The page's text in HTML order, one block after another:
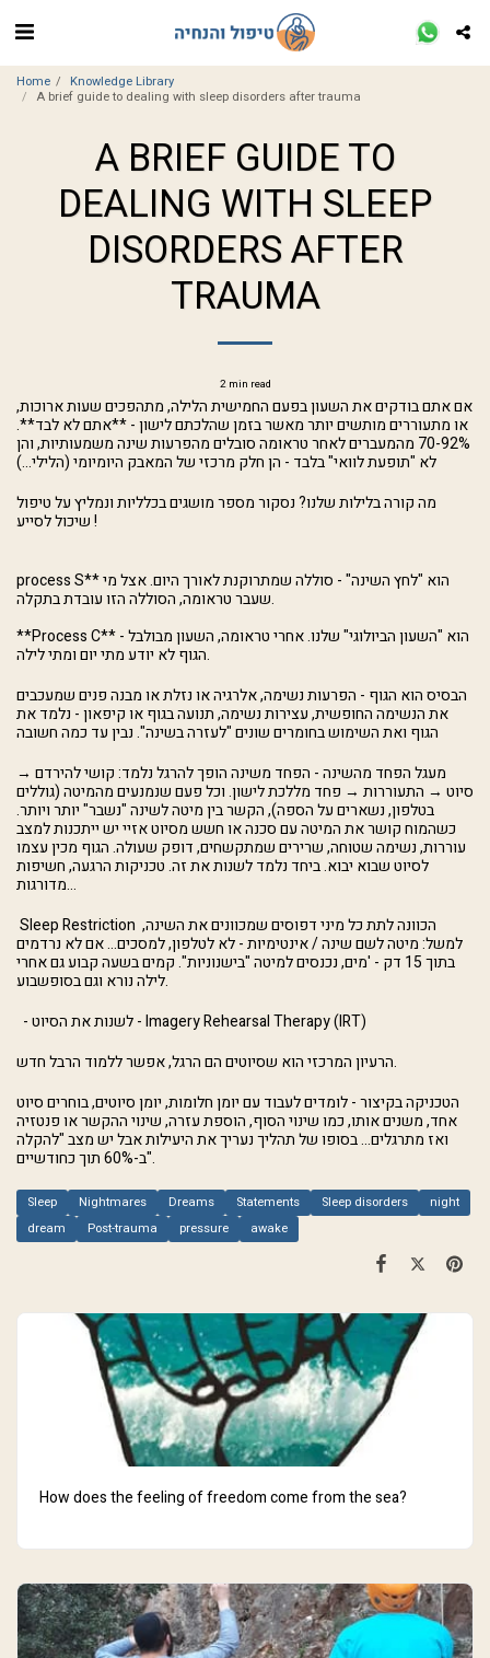
Home
Knowledge Library
A brief guide to dealing with sleep disorders after trauma
A BRIEF GUIDE TO
DEALING WITH SLEEP
DISORDERS AFTER
TRAUMA
2 min read
אם אתם בודקים את השעון בפעם החמישית הלילה, מתהפכים שעות ארוכות,
או מתעוררים מותשים יותר מאשר בזמן שהלכתם לישון - **אתם לא לבד**.
70-92% מהמעברים לאחר טראומה סובלים מהפרעות שינה משמעותיות, והן
לא "תופעת לוואי" בלבד - הן חלק מרכזי של המאבק היומיומי (הלילי...)
מה קורה בלילות שלנו? נסקור מספר מושגים בכלליות ונמליץ על טיפול
שיכול לסייע !
process S** הוא "לחץ השינה" - סוללה שמתרוקנת לאורך היום. אצל מי
שעבר טראומה, הסוללה הזו עובדת בתקלה.
**Process C** הוא "השעון הביולוגי" שלנו. אחרי טראומה, השעון מבולבל -
הגוף לא יודע מתי יום ומתי לילה.
הבסיס הוא הגוף - הפרעות נשימה, אלרגיה או נזלת או מבנה פנים שמעכבים
את הנשימה החופשית, עצירות נשימה, תנועה בגוף או קיפאון - נלמד את
מעגל הפחד מהשינה - הפחד משינה הופך להרגל נלמד: קושי להירדם →
סיוט → התעוררות → פחד מללכת לישון. וכל פעם שנמנעים מהמיטה (גוללים
בטלפון, נשארים על הספה), הקשר בין מיטה לשינה "נשבר" יותר ויותר.
כשהמוח קושר את המיטה עם סכנה או חשש מסיוט אזיי יש ייתכנות למצב
עוררות, נשימה שטוחה, שרירים שמתקשחים, דופק שעולה. הגוף מכין עצמו
לסיוט שבוא יבוא. ביחד נלמד לשנות את זה. טכניקות הרגעה, חשיפות
מדורגות...
Sleep Restriction הכוונה לתת כל מיני דפוסים שמכוונים את השינה,
למשל: מיטה לשם שינה / אינטימיות - לא לטלפון, למסכים... אם לא נרדמים
בתוך 15 דק - 'מים, נכנסים למיטה "בישנוניות". קמים בשעה קבוע גם אחרי
לילה נורא וגם בסופשבוע.
- לשנות את הסיוט - Imagery Rehearsal Therapy (IRT)
הרעיון המרכזי הוא שסיוטים הם הרגל, אפשר ללמוד הרבל חדש.
הטכניקה בקיצור - לומדים לעבוד עם יומן חלומות, יומן סיוטים, בוחרים סיוט
אחד, משנים אותו, כמו שינוי הסוף, הוספת עזרה, שינוי ההקשר או פנטזיה
ואז מתרגלים... בסופו של תהליך נעריך את היעילות אבל יש מצב "להקלה
ב-60% תוך כחודשיים".
Sleep Nightmares Dreams Statements Sleep disorders
night
dream
Post-trauma pressure awake
How does the feeling of freedom come from the sea?